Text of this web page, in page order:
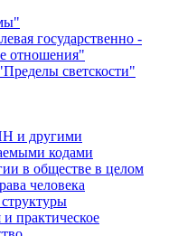
государственно -
отношения"
светскости"
и другими
кодами
в обществе в целом
человека
практическое